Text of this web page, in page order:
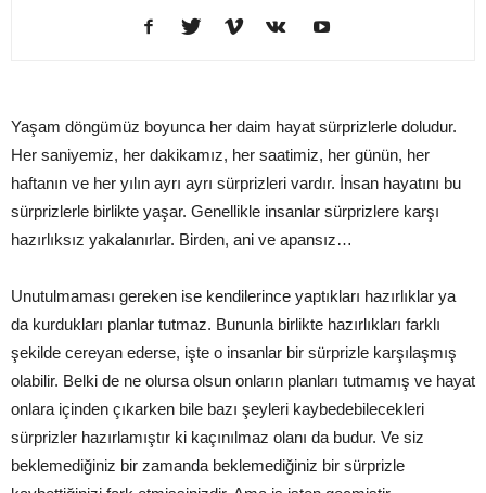
Yaşam döngümüz boyunca her daim hayat sürprizlerle doludur.
Her saniyemiz, her dakikamız, her saatimiz, her günün, her
haftanın ve her yılın ayrı ayrı sürprizleri vardır. İnsan hayatını bu
sürprizlerle birlikte yaşar. Genellikle insanlar sürprizlere karşı
hazırlıksız yakalanırlar. Birden, ani ve apansız…
Unutulmaması gereken ise kendilerince yaptıkları hazırlıklar ya
da kurdukları planlar tutmaz. Bununla birlikte hazırlıkları farklı
şekilde cereyan ederse, işte o insanlar bir sürprizle karşılaşmış
olabilir. Belki de ne olursa olsun onların planları tutmamış ve hayat
onlara içinden çıkarken bile bazı şeyleri kaybedebilecekleri
sürprizler hazırlamıştır ki kaçınılmaz olanı da budur. Ve siz
beklemediğiniz bir zamanda beklemediğiniz bir sürprizle